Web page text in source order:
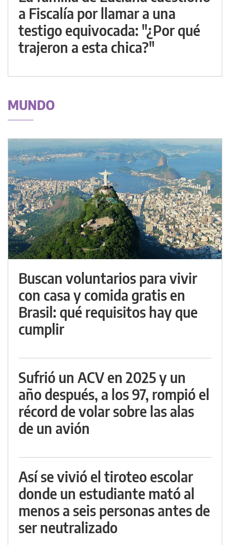
a Fiscalía por llamar a una
testigo equivocada: "¿Por qué
trajeron a esta chica?"
MUNDO
Buscan voluntarios para vivir
con casa y comida gratis en
Brasil: qué requisitos hay que
cumplir
Sufrió un ACV en 2025 y un
año después, a los 97, rompió el
récord de volar sobre las alas
de un avión
Así se vivió el tiroteo escolar
donde un estudiante mató al
menos a seis personas antes de
ser neutralizado